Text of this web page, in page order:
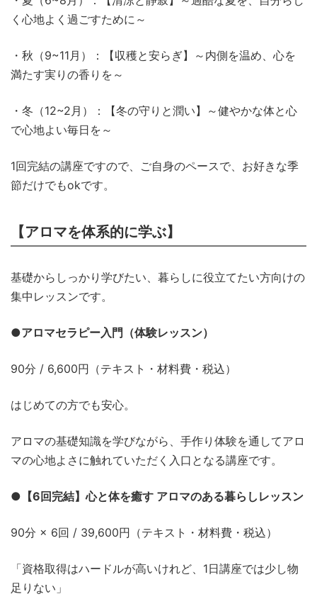
く心地よく過ごすために～
・秋（9~11月）：【収穫と安らぎ】～内側を温め、心を
満たす実りの香りを～
・冬（12~2月）：【冬の守りと潤い】～健やかな体と心
で心地よい毎日を～
1回完結の講座ですので、ご自身のペースで、お好きな季
節だけでもokです。
【アロマを体系的に学ぶ】
基礎からしっかり学びたい、暮らしに役立てたい方向けの
集中レッスンです。
●アロマセラピー入門（体験レッスン）
90分 / 6,600円（テキスト・材料費・税込）
はじめての方でも安心。
アロマの基礎知識を学びながら、手作り体験を通してアロ
マの心地よさに触れていただく入口となる講座です。
● 【6回完結】心と体を癒す アロマのある暮らしレッスン
90分 × 6回 / 39,600円（テキスト・材料費・税込）
「資格取得はハードルが高いけれど、1日講座では少し物
足りない」